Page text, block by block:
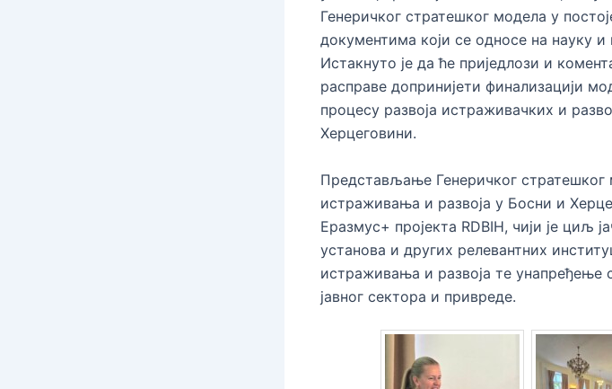
Генеричког стратешког модела у
документима који се односе на науку
Истакнуто је да ће приједлози и
расправе допринијети финализацији
процесу развоја истраживачких и
Херцеговини.
Представљање Генеричког стратешког
истраживања и развоја у Босни и
Еразмус+ пројекта RDBIH, чији је циљ
установа и других релевантних
истраживања и развоја те унапређење
јавног сектора и привреде.